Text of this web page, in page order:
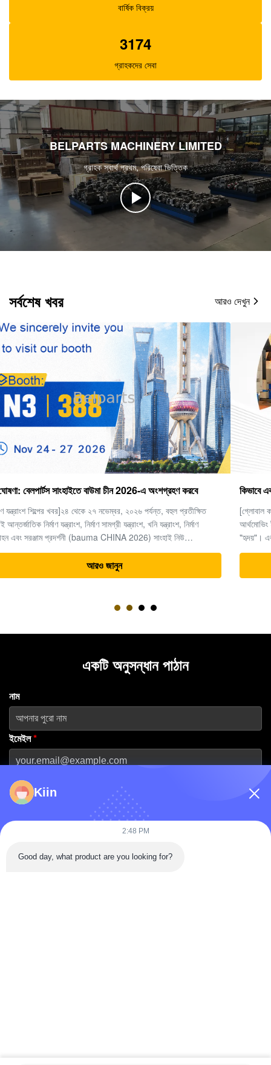
বার্ষিক বিক্রয়
3174
গ্রাহকদের সেবা
BELPARTS MACHINERY LIMITED
গ্রাহক স্বার্থ প্রথম, পরিষেবা ভিত্তিক
সর্বশেষ খবর আরও দেখুন
কিভাবে একটি ভাল ফাইনাল ড্রাইভ চয়ন করবেন
[গ্লোবাল কনস্ট্রাকশন মেশিনারি ইন্ডাস্ট্রি অবজারভেশন] ভারী যন্ত্রপাতি এবং
আর্থমোভিং ইঞ্জিনিয়ারিংয়ের ক্ষেত্রে, সময়ই অর্থ, এবং খননকারীরা সমগ্র প্রকল্পের
"হৃদয়"। একটি খননকারীর জটিল পাওয়ার সিস্টেমের মধ্যে, চূড়ান্ত ড্রাইভ (ট্রাভেল
মোটর এবং রিডিউসার অ্যাসেম্বলি) উচ্চ-চাপের জলবাহী শক্তিকে যান্ত্রিক চা...
আরও জানুন
একটি অনুসন্ধান পাঠান
নাম
ইমেইল*
ফোন নম্বর
কোম্পানির নাম
Kiin
2:48 PM
Good day, what product are you looking for?